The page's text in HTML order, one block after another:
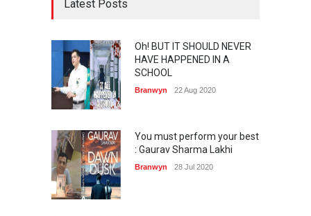
'Turning Back Time' by
ShravyaGunipudi-I guess the
purpose of writing is to be
read.
ढाई अक्षर
And Then, the Remixed
“Manmaani… Manmaani…”
ruined our iconic
“Masakali…”
बुरे फंफे उत्तम फिंग
Latest Posts
Oh! BUT IT SHOULD NEVER
HAVE HAPPENED IN A
SCHOOL
Branwyn 22 Aug 2020
You must perform your best
: Gaurav Sharma Lakhi
Branwyn 28 Jul 2020